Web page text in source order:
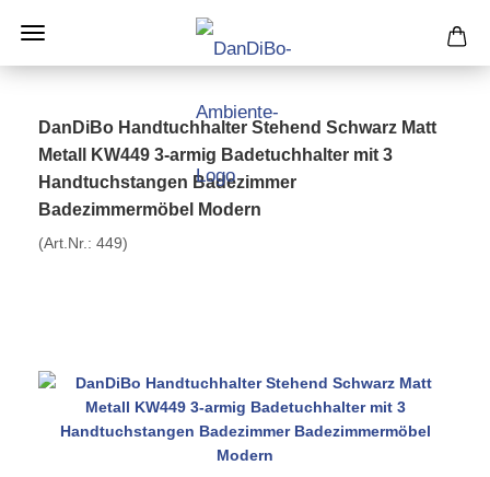
DanDiBo Handtuchhalter Stehend Schwarz Matt
Metall KW449 3-armig Badetuchhalter mit 3
Handtuchstangen Badezimmer
Badezimmermöbel Modern
(Art.Nr.: 449)